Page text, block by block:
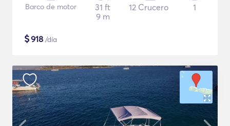
Barco de motor
31 ft
9 m
12 Crucero 1
$918 /día